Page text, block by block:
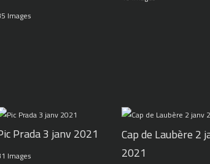
Images
Prada 3 janv 2021
Images
Cap de Laubère 2
2021